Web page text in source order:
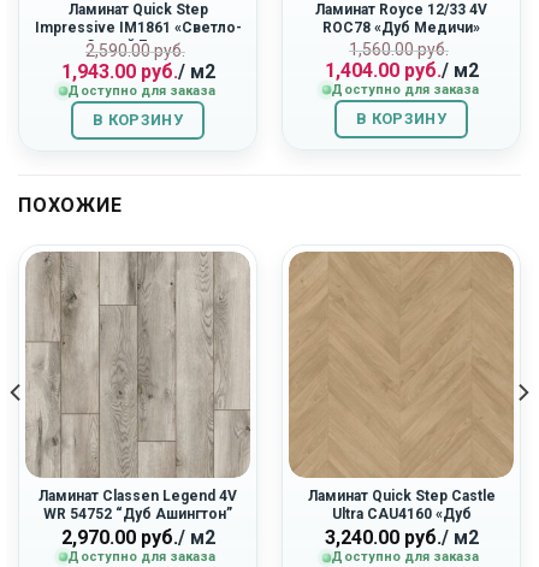
Ламинат Quick Step
Impressive IM1861 «Светло-
Серый Бетон»
2,590.00руб.
Первоначальная
цена
составляла
2,590.00
руб..
1,943.00руб.
Текущая
цена:
1,943.00
руб..
/ м2
Доступно для заказа
В КОРЗИНУ
Ламинат Royce 12/33 4V
ROC78 «Дуб Медичи»
1,560.00руб.
цена
составляла
1,560.00
руб..
1,404.00руб.
Текущая
цена:
1,404.00
руб..
/ м2
Доступно для заказа
В КОРЗИНУ
ПОХОЖИЕ
Ламинат Classen Legend 4V
WR 54752 “Дуб Ашингтон”
2,970.00руб./ м2
Доступно для заказа
Ламинат Quick Step Castle
Ultra CAU4160 «Дуб
Капучино»
3,240.00руб./ м2
Доступно для заказа